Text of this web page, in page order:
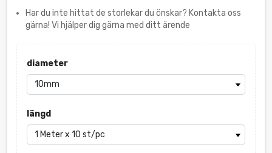
Har du inte hittat de storlekar du önskar? Kontakta oss
gärna! Vi hjälper dig gärna med ditt ärende
diameter
längd